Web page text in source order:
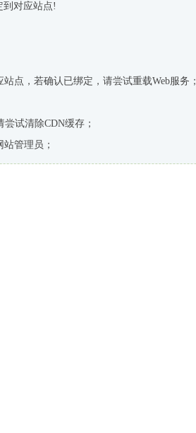
到对应站点!
点，若确认已绑定，请尝试重载Web服务；
试清除CDN缓存；
管理员；